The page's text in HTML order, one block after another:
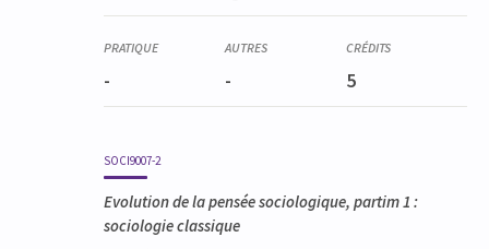
- - 5
SOCI9007-2
Evolution de la pensée sociologique, partim 1 :
sociologie classique